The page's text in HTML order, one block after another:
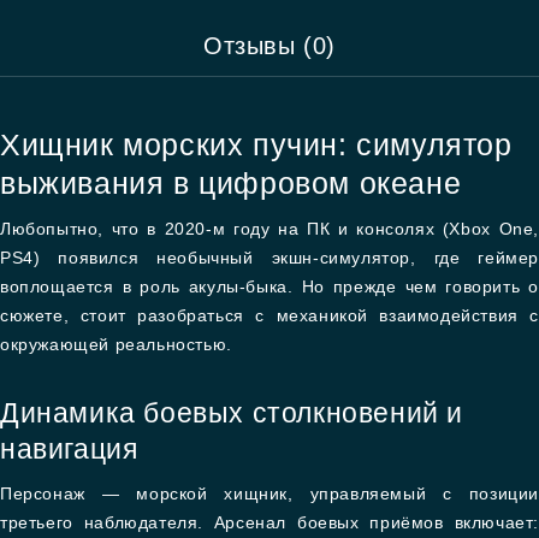
Отзывы (0)
Хищник морских пучин: симулятор
выживания в цифровом океане
Любопытно, что в 2020-м году на ПК и консолях (Xbox One,
PS4) появился необычный экшн-симулятор, где геймер
воплощается в роль акулы-быка. Но прежде чем говорить о
сюжете, стоит разобраться с механикой взаимодействия с
окружающей реальностью.
Динамика боевых столкновений и
навигация
Персонаж — морской хищник, управляемый с позиции
третьего наблюдателя. Арсенал боевых приёмов включает: